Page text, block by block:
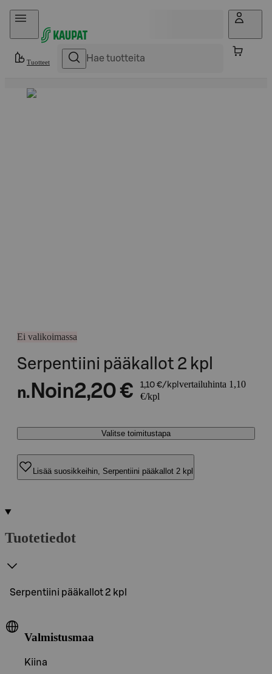
Hyppää sisältöön
Tuotteet
Ei valikoimassa
Serpentiini pääkallot 2 kpl
n. Noin2,20 € 1,10 €/kpl vertailuhinta 1,10
€/kpl
Valitse toimitustapa
Lisää suosikkeihin, Serpentiini pääkallot 2 kpl
Tuotetiedot
Serpentiini pääkallot 2 kpl
Valmistusmaa
Kiina